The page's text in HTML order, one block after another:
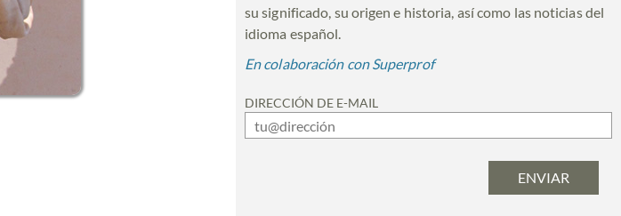
su significado, su origen e historia, así como las noticias del
idioma español.
En colaboración con Superprof
DIRECCIÓN DE E-MAIL